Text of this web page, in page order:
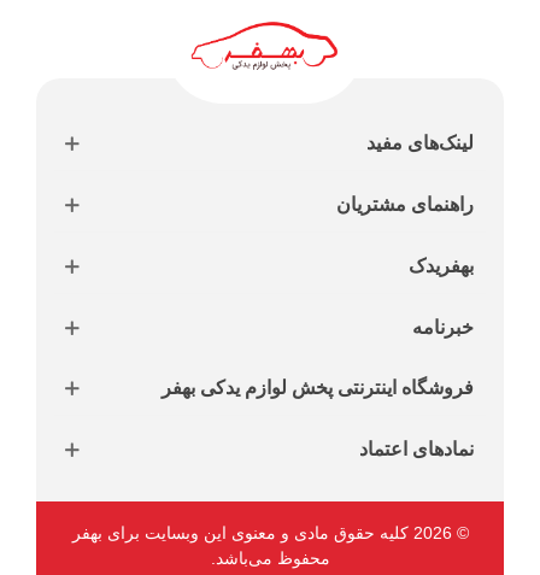
لینک‌های مفید
راهنمای مشتریان
بهفریدک
خبرنامه
فروشگاه اینترنتی پخش لوازم یدکی بهفر
نمادهای اعتماد
© 2026 کلیه حقوق مادی و معنوی این وبسایت برای بهفر
محفوظ می‌باشد.